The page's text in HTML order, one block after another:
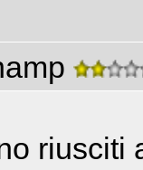
riusciti